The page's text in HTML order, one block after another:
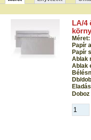
LA/4
Méret:
Papír
Papír
Ablak
Ablak
Db/